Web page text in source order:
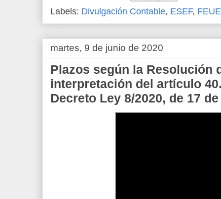
Labels: Divulgación Contable, ESEF, FEUE
martes, 9 de junio de 2020
Plazos según la Resolución
interpretación del artículo
Decreto Ley 8/2020, de 17